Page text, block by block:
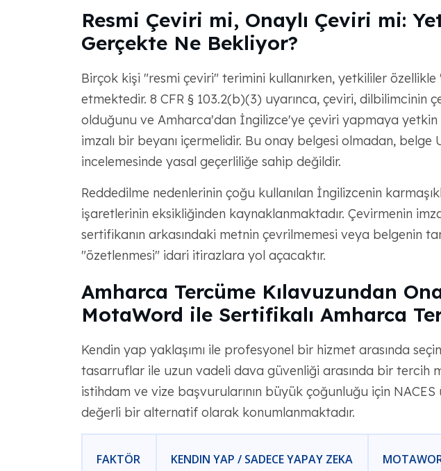
Resmi Çeviri mi, Onaylı Çeviri mi:
Gerçekte Ne Bekliyor?
Birçok kişi "resmi çeviri" terimini kullanırken, yetkililer özellikle
etmektedir. 8 CFR § 103.2(b)(3) uyarınca, çeviri, dilbilimcinin
olduğunu ve Amharca'dan İngilizce'ye çeviri yapmaya
imzalı bir beyanı içermelidir. Bu onay belgesi olmadan, belge
incelemesinde yasal geçerliliğe sahip değildir.
Reddedilme nedenlerinin çoğu kullanılan İngilizcenin
işaretlerinin eksikliğinden kaynaklanmaktadır. Çevirmenin
sertifikanın arkasındaki metnin çevrilmemesi veya belgenin
"özetlenmesi" idari itirazlara yol açacaktır.
Amharca Tercüme Kılavuzundan
MotaWord ile Sertifikalı Amharca
Kendin yap yaklaşımı ile profesyonel bir hizmet arasında
tasarruflar ile uzun vadeli dava güvenliği arasında bir tercih
istihdam ve vize başvurularının büyük çoğunluğu için
değerli bir alternatif olarak konumlanmaktadır.
FAKTÖR KENDIN YAP / SADECE YAPAY ZEKA